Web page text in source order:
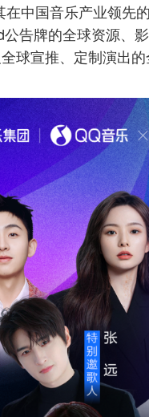
中国音乐产业领先
告牌的全球资源、
球宣推、定制演出